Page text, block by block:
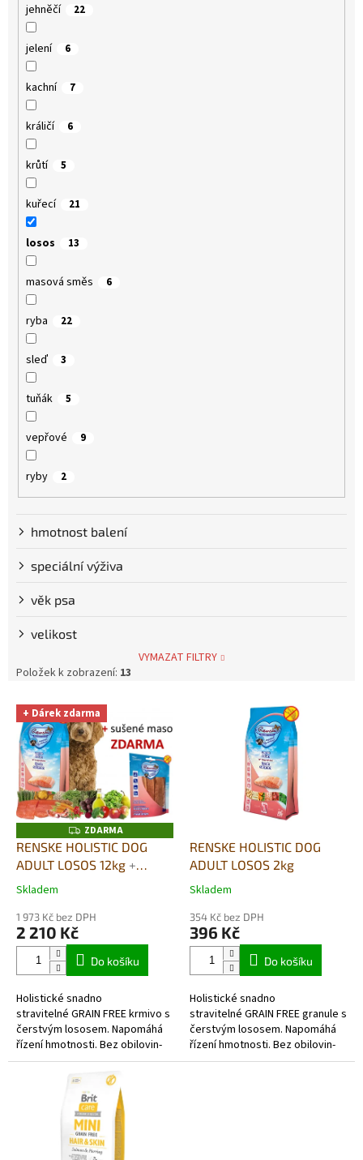
jehněčí 22
jelení 6
kachní 7
králičí 6
krůtí 5
kuřecí 21
losos 13
masová směs 6
ryba 22
sleď 3
tuňák 5
vepřové 9
ryby 2
hmotnost balení
speciální výživa
věk psa
velikost
VYMAZAT FILTRY
Položek k zobrazení: 13
V + Dárek zdarma
Z
D
A
R
ZDARMA
RENSKE HOLISTIC DOG
ADULT LOSOS 12kg +
SUŠENÉ MASO bez
ZDARMA
Průměrné
produktu
je
hvězdiček.
Skladem
1 973 Kč bez DPH
2 210 Kč
Do košíku
Holistické snadno
stravitelné GRAIN FREE krmivo s
čerstvým lososem. Napomáhá
řízení hmotnosti. Bez obilovin-
skutečně hypoalergenní a
monoproteinové (jeden druh
masa). Vysoký...
RENSKE HOLISTIC DOG
ADULT LOSOS 2kg
Průměrné
produktu
je
hvězdiček.
Skladem
354 Kč bez DPH
396 Kč
Do košíku
Holistické snadno
stravitelné GRAIN FREE granule s
čerstvým lososem. Napomáhá
řízení hmotnosti. Bez obilovin-
skutečně hypoalergenní a